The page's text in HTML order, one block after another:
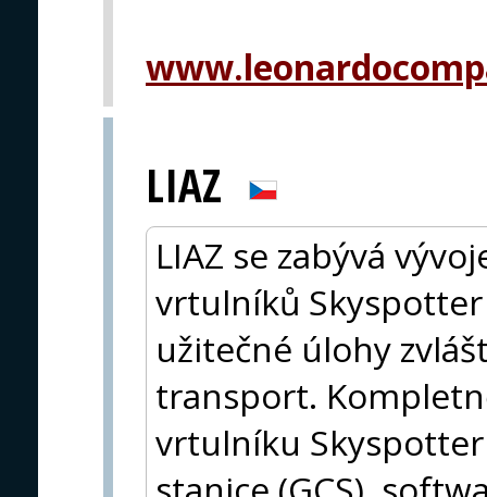
LIAZ
LIAZ se zabývá
vrtulníků
užitečné úlohy
transport.
vrtulníku